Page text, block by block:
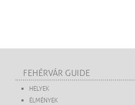
FEHÉRVÁR GUIDE
HELYEK
ÉLMÉNYEK